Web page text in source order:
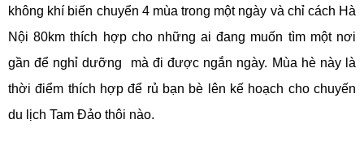
không khí biến chuyển 4 mùa trong một ngày và chỉ cách Hà
Nội 80km thích hợp cho những ai đang muốn tìm một nơi
gần để nghỉ dưỡng mà đi được ngắn ngày. Mùa hè này là
thời điểm thích hợp để rủ bạn bè lên kế hoạch cho chuyến
du lịch Tam Đảo thôi nào.